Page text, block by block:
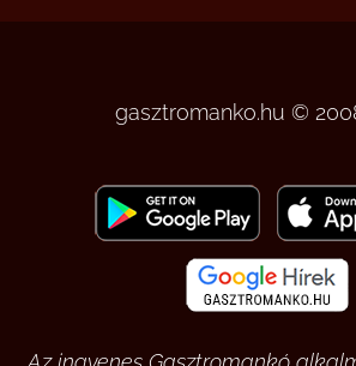
gasztromanko.hu ©